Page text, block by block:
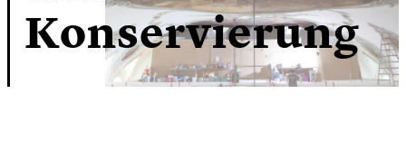
Konservierung